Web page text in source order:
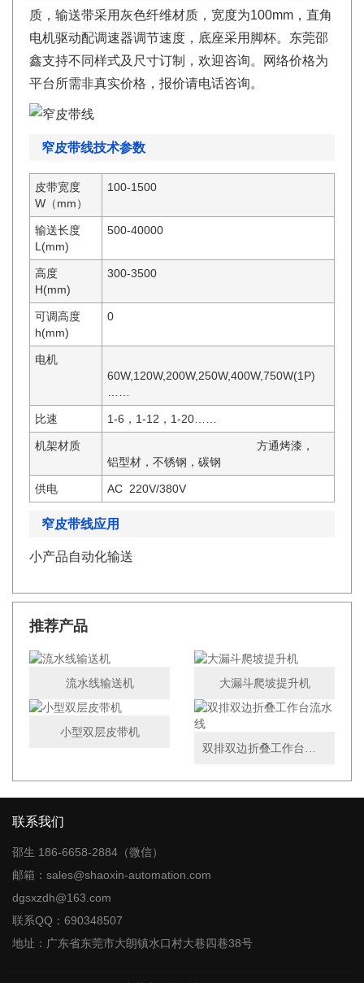
质，输送带采用灰色纤维材质，宽度为100mm，直角
电机驱动配调速器调节速度，底座采用脚杯。东莞邵
鑫支持不同样式及尺寸订制，欢迎咨询。网络价格为
平台所需非真实价格，报价请电话咨询。
窄皮带线技术参数
皮带宽度
W（mm）
100-1500
输送长度
L(mm)
500-40000
高度
H(mm)
300-3500
可调高度
h(mm)
0
电机
60W,120W,200W,250W,400W,750W(1P)
比速 1-6，1-12，1-20……
机架材质
方通烤漆，
铝型材，不锈钢，碳钢
供电 AC 220V/380V
窄皮带线应用
小产品自动化输送
推荐产品
流水线输送机 大漏斗爬坡提升机
小型双层皮带机
联系我们
邵生 186-6658-2884（微信）
邮箱：sales@shaoxin-automation.com
dgsxzdh@163.com
联系QQ：690348507
地址：广东省东莞市大朗镇水口村大巷四巷38号